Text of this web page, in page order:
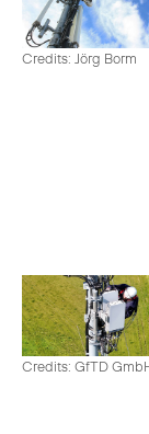
Credits: Jörg Borm
Credits: GfTD